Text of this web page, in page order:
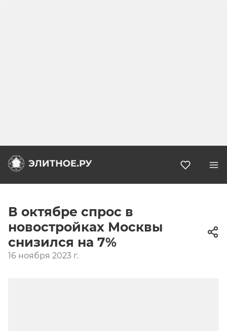
В октябре спрос в
новостройках Москвы
снизился на 7%
16 ноября 2023 г.